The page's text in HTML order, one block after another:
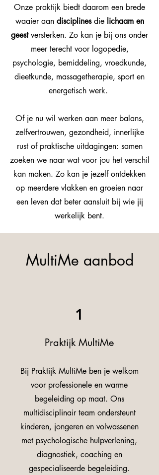
Onze praktijk biedt daarom een brede
waaier aan disciplinesdielichaam en
geestversterken. Zo kan je bij ons onder
meer terecht voor logopedie,
psychologie, bemiddeling, vroedkunde,
dieetkunde, massagetherapie, sport en
energetisch werk.
Of je nu wil werken aan meer balans,
zelfvertrouwen, gezondheid, innerlijke
rust of praktische uitdagingen: samen
zoeken we naar wat voor jou het verschil
kan maken. Zo kan je jezelf ontdekken
op meerdere vlakken en groeien naar
een leven dat beter aansluit bij wie jij
werkelijk bent.
MultiMe aanbod
1
Praktijk MultiMe
Bij Praktijk MultiMe ben je welkom
voor professionele en warme
begeleiding op maat. Ons
multidisciplinair team ondersteunt
kinderen, jongeren en volwassenen
met psychologische hulpverlening,
diagnostiek, coaching en
gespecialiseerde begeleiding.